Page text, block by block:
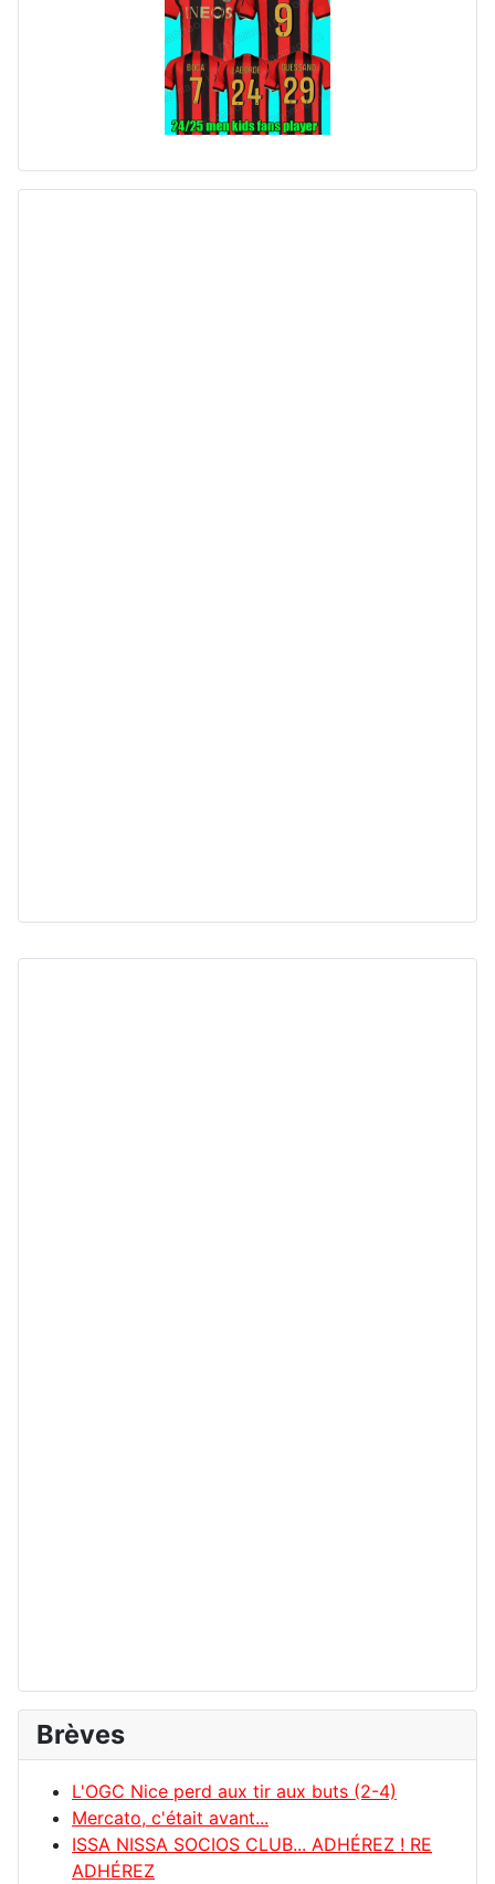
Brèves
L'OGC Nice perd aux tir aux buts (2-4)
Mercato, c'était avant...
ISSA NISSA SOCIOS CLUB... ADHÉREZ ! RE
ADHÉREZ